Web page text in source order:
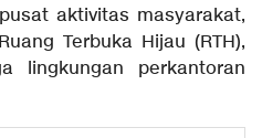
aktivitas masyarakat,
Terbuka Hijau (RTH),
lingkungan perkantoran